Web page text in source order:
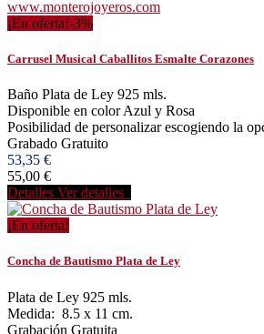
¡En oferta!-3%
Carrusel Musical Caballitos Esmalte Corazones
Baño Plata de Ley 925 mls.
Disponible en color Azul y Rosa
Posibilidad de personalizar escogiendo la
Grabado Gratuito
53,35 €
55,00 €
Detalles Ver detalles
¡En oferta!
Concha de Bautismo Plata de Ley
Plata de Ley 925 mls.
Medida: 8.5 x 11 cm.
Grabación Gratuita